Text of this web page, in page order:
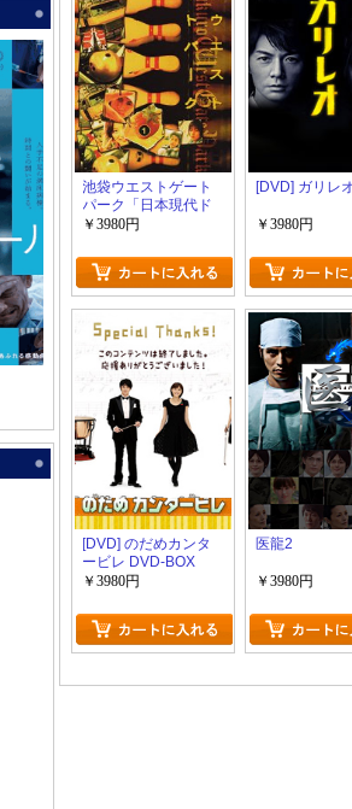
池袋ウエストゲート
パーク「日本現代ド
ラマ」
￥3980円
[DVD] ガリレ
￥3980円
[DVD] のだめカンタ
ービレ DVD-BOX
￥3980円
医龍2
￥3980円